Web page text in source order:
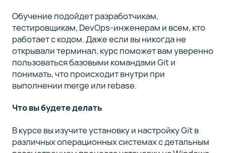
Обучение подойдет разработчикам,
тестировщикам, DevOps-инженерам и всем, кто
работает с кодом. Даже если вы никогда не
открывали терминал, курс поможет вам уверенно
пользоваться базовыми командами Git и
понимать, что происходит внутри при
выполнении merge или rebase.
Что вы будете делать
В курсе вы изучите установку и настройку Git в
различных операционных системах с детальным